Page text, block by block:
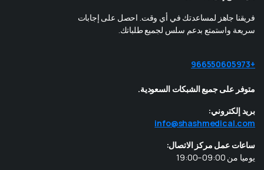
فريقنا جاهز لمساعدتك في أي وقت. احصل على إجابات
سريعة واستمتع بدعم سلس لجميع طلباتك.
+966550605973
متوفر على جميع الشبكات السعودية.
بريد إلكتروني:
info@shashmedical.com
ساعات عمل مركز الاتصال:
يوميا من 09:00–19:00